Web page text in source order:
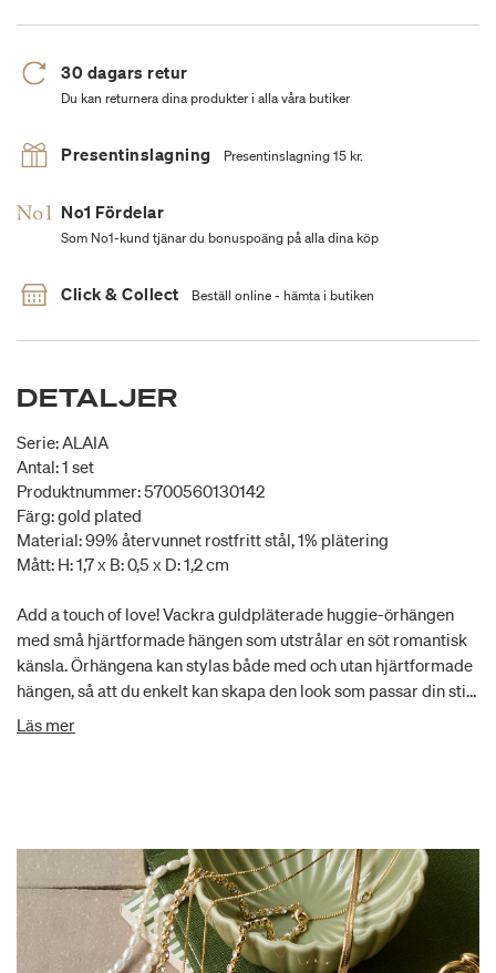
30 dagars retur
Du kan returnera dina produkter i alla våra butiker
Presentinslagning Presentinslagning 15 kr.
No1 Fördelar
Som No1-kund tjänar du bonuspoäng på alla dina köp
Click & Collect Beställ online - hämta i butiken
DETALJER
Serie: ALAIA
Antal: 1 set
Produktnummer: 5700560130142
Färg: gold plated
Material: 99% återvunnet rostfritt stål, 1% plätering
Mått: H: 1,7 x B: 0,5 x D: 1,2 cm
Add a touch of love! Vackra guldpläterade huggie-örhängen
med små hjärtformade hängen som utstrålar en söt romantisk
känsla. Örhängena kan stylas både med och utan hjärtformade
hängen, så att du enkelt kan skapa den look som passar din stil.
Örhängenas diskreta storlek och lättstylade design gör dem
planet.
Läs mer